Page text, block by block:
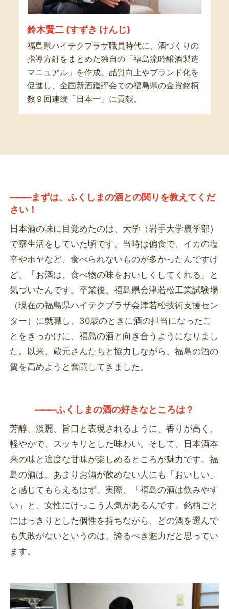
鈴木賢二 (すずき けんじ)
福島県ハイテクプラザ職員時代に、酒づくりの
指導方針をまとめた独自の「福島流吟醸酒製造
マニュアル」を作成。品質向上やブランド化を
促進し、全国新酒鑑評会での福島県の金賞銘柄
数９回連続「日本一」に貢献。
―――まずは、ふくしまの酒との関りを教えてくだ
さい！
日本酒の味に目覚めたのは、大学（岩手大学農学部）
で寮生活をしていた頃です。当時は偏食で、イカの塩
辛やホヤなど、食べられないものが多かったんですけ
ど、「お酒は、食べ物の味をおいしくしてくれる」と
気づいたんです。卒業後、福島県会津若松工業試験場
（現在の福島県ハイテクプラザ会津若松技術支援セン
ター）に就職し、30歳のときに酒の担当になったこ
とをきっかけに、福島の酒と向き合うようになりまし
た。以来、蔵元さんたちと協力しながら、福島の酒の
質を高めようと奮闘してきました。
―――ふくしまの酒の好きなところは？
芳醇、淡麗、旨口と表現されるように、香りが高く、
軽やかで、スッキリとした味わい。そして、日本酒本
来の味と適度な甘味が楽しめるところが魅力です。福
島の酒は、あまりお酒が飲めない人にも「おいしい」
と感じてもらえるはず。実際、「福島の酒は飲みやす
い」と、女性にけっこう人気があるんです。銘柄ごと
にはっきりとした個性を持ちながら、どの酒を選んで
も失敗がないというのは、誇るべき魅力だと思ってい
ます。